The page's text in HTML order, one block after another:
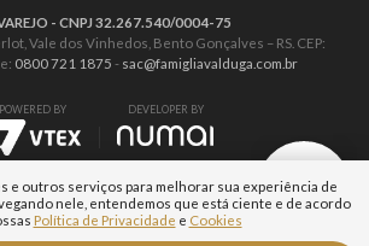
- CNPJ 32.267.540/0004-75
Vale dos Vinhedos, Bento Gonçalves – RS. CEP:
0800 721 1875 - sac@famigliavalduga.com.br
POWERED BY DEVELOPER BY
e outros serviços para melhorar sua experiência de
nele, entendemos que está ciente e de acordo
Política de Privacidade e Cookies